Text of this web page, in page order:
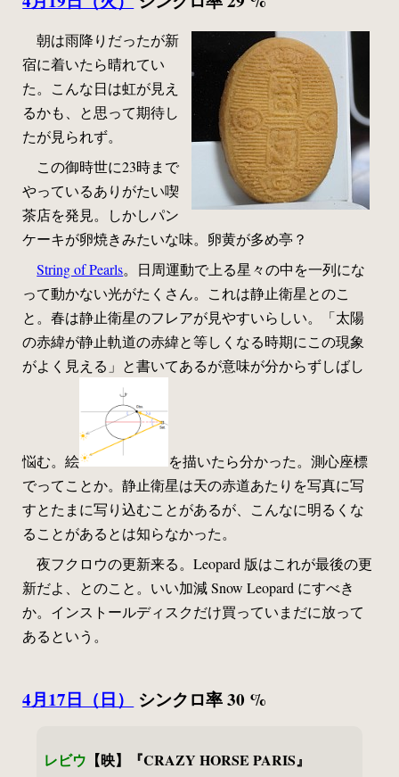
朝は雨降りだったが新
宿に着いたら晴れてい
た。こんな日は虹が見え
るかも、と思って期待し
たが見られず。
この御時世に23時まで
やっているありがたい喫
茶店を発見。しかしパン
ケーキが卵焼きみたいな味。卵黄が多め亭？
String of Pearls。日周運動で上る星々の中を一列にな
って動かない光がたくさん。これは静止衛星とのこ
と。春は静止衛星のフレアが見やすいらしい。「太陽
の赤緯が静止軌道の赤緯と等しくなる時期にこの現象
がよく見える」と書いてあるが意味が分からずしばし
悩む。絵
を描いたら分かった。測心座標
でってことか。静止衛星は天の赤道あたりを写真に写
すとたまに写り込むことがあるが、こんなに明るくな
ることがあるとは知らなかった。
夜フクロウの更新来る。Leopard 版はこれが最後の更
新だよ、とのこと。いい加減 Snow Leopard にすべき
か。インストールディスクだけ買っていまだに放って
あるという。
4月17日（日） シンクロ率 30 %
レビウ 【映】『CRAZY HORSE PARIS』